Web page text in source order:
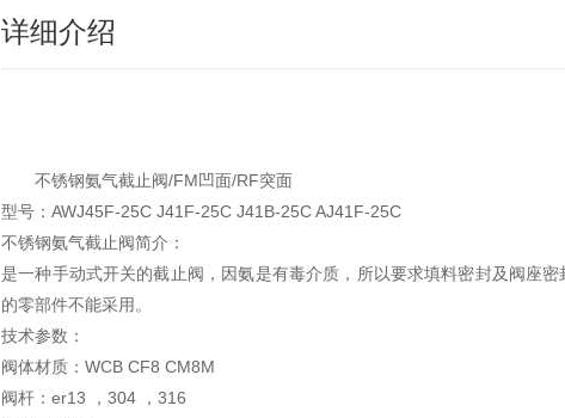
详细介绍
不锈钢氨气截止阀/FM凹面/RF突面
型号：AWJ45F-25C J41F-25C J41B-25C AJ41F-25C
不锈钢氨气截止阀简介：
是一种手动式开关的截止阀，因氨是有毒介质，所以要求填料密封及阀座
的零部件不能采用。
技术参数：
阀体材质：WCB CF8 CM8M
阀杆：er13 ，304 ，316